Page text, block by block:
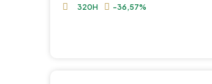
320H -36,57%